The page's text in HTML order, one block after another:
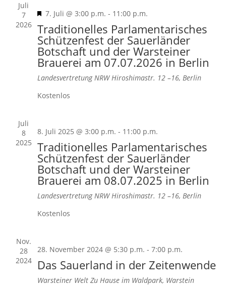
Juli
7
2026
Hervorgehoben
7. Juli @ 3:00 p.m. - 11:00 p.m.
Traditionelles Parlamentarisches
Schützenfest der Sauerländer
Botschaft und der Warsteiner
Brauerei am 07.07.2026 in Berlin
Landesvertretung NRWHiroshimastr. 12 –16, Berlin
Kostenlos
Juli
8
2025
8. Juli 2025 @ 3:00 p.m. - 11:00 p.m.
Traditionelles Parlamentarisches
Schützenfest der Sauerländer
Botschaft und der Warsteiner
Brauerei am 08.07.2025 in Berlin
Landesvertretung NRWHiroshimastr. 12 –16, Berlin
Kostenlos
Nov.
28
2024
28. November 2024 @ 5:30 p.m. - 7:00 p.m.
Das Sauerland in der Zeitenwende
Warsteiner Welt Zu Hause im Waldpark, Warstein